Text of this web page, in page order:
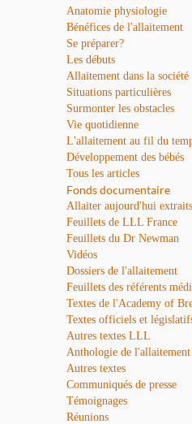
Anatomie physiologie
Bénéfices de l'allaitement
Se préparer?
Les débuts
Allaitement dans la société
Situations particulières
Surmonter les obstacles
Vie quotidienne
L'allaitement au fil du
Développement des bébés
Tous les articles
Fonds documentaire
Allaiter aujourd'hui extraits
Feuillets de LLL France
Feuillets du Dr Newman
Vidéos
Dossiers de l'allaitement
Feuillets des référents
Textes de l'Academy of
Textes officiels et
Autres textes LLL
Anthologie de
Autres textes
Communiqués de presse
Témoignages
Réunions